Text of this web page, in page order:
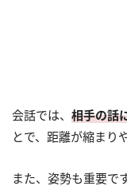
会話では、 相手の話
とで、距離が縮まり
また、姿勢も重要で